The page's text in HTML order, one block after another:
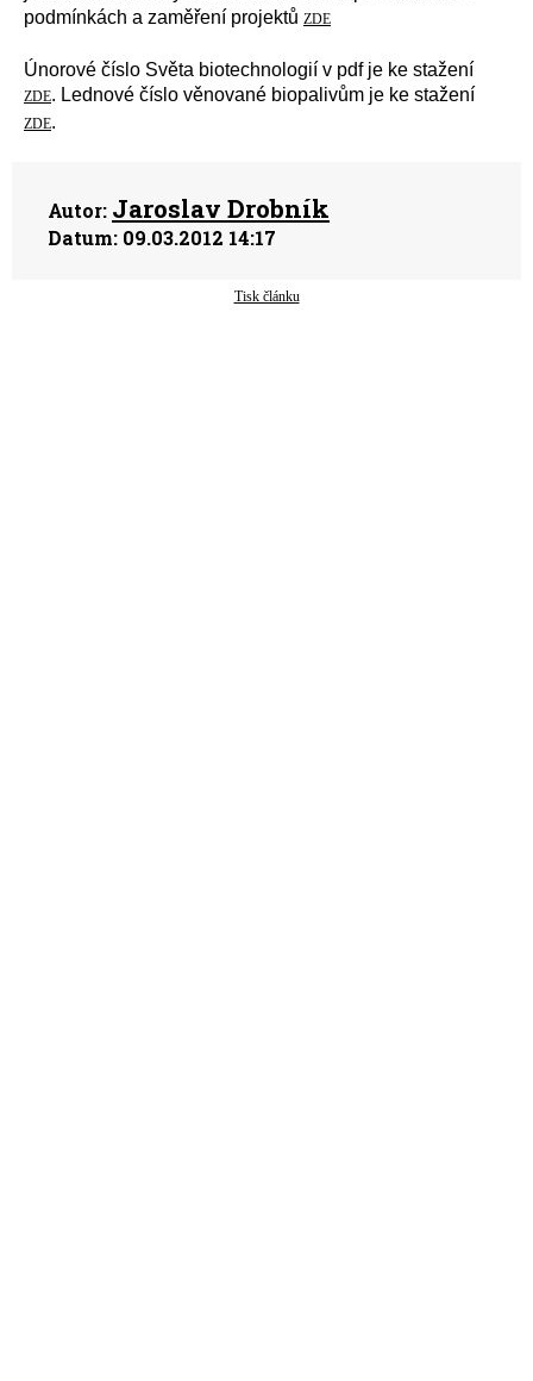
podmínkách a zaměření projektů ZDE
Únorové číslo Světa biotechnologií v pdf je ke stažení
ZDE. Lednové číslo věnované biopalivům je ke stažení
ZDE.
Autor: Jaroslav Drobník
Datum: 09.03.2012 14:17
Tisk článku